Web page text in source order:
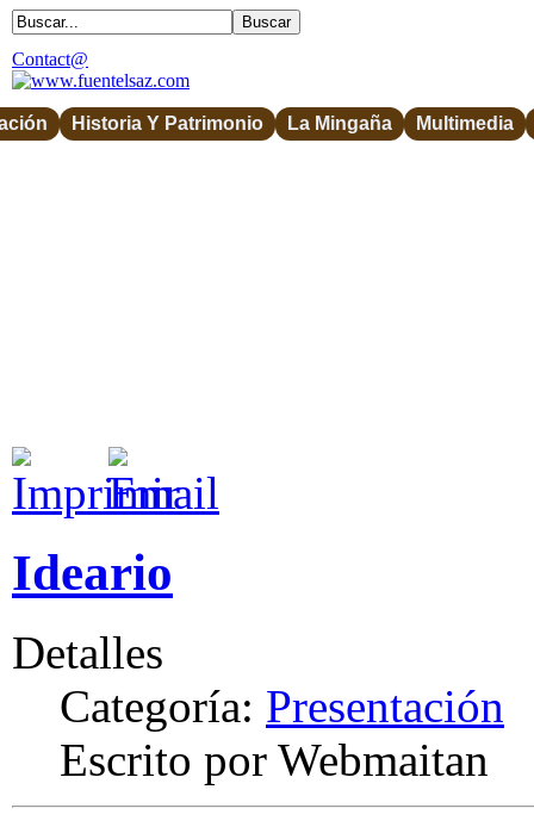
Contact@
Historia Y Patrimonio La Mingaña Multimedia
Ideario
Detalles
Categoría: Presentación
Escrito por Webmaitan